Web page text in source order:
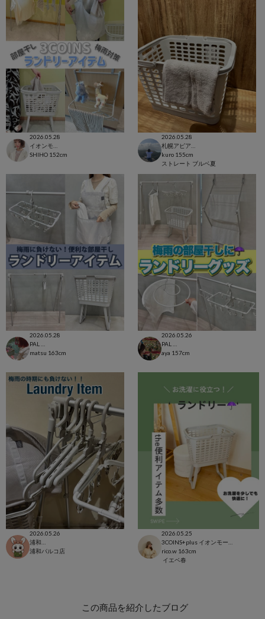
2026.05.28
SHIHO 152cm
2026.05.28
kuro 155cm
ストレート ブルベ夏
2026.05.28
matsu 163cm
2026.05.26
aya 157cm
2026.05.26
浦和パルコ店
2026.05.25
rico.w 163cm
イエベ春
この商品を紹介したブログ